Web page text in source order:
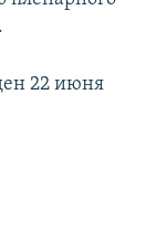
22 июня